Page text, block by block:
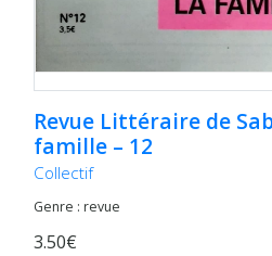
Revue Littéraire de
famille – 12
Collectif
Genre : revue
3.50€